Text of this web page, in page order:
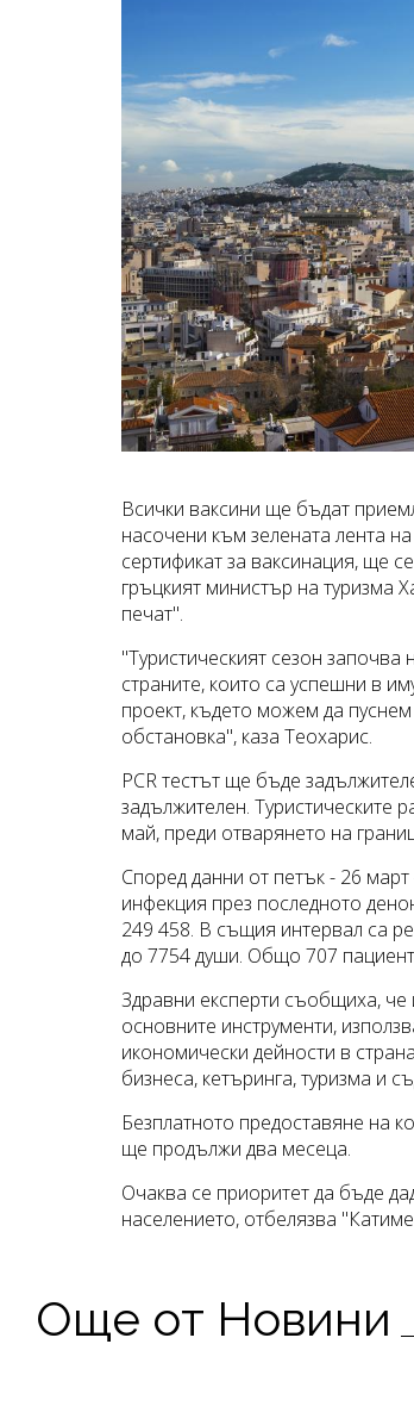
Всички ваксини ще бъдат
насочени към зелената лента
сертификат за ваксинация, ще
гръцкият министър на туризма
печат".
"Туристическият сезон
страните, които са успешни в
проект, където можем да
обстановка", каза Теохарис.
PCR тестът ще бъде
задължителен. Туристическите
май, преди отварянето на
Според данни от петък - 26
инфекция през последното
249 458. В същия интервал са
до 7754 души. Общо 707
Здравни експерти съобщиха,
основните инструменти,
икономически дейности в
бизнеса, кетъринга, туризма и
Безплатното предоставяне на
ще продължи два месеца.
Очаква се приоритет да бъде
населението, отбелязва
Още от Новини